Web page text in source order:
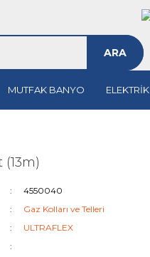
ARA
MUTFAK BANYO ELEKTRİK
(13m)
4550040
Gaz Kolları ve Telleri
ULTRAFLEX